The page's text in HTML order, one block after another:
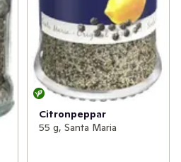
Citronpeppar
55 g, Santa Maria